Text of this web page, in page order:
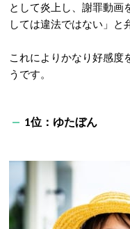
として炎上し、謝罪動画
しては違法ではない」と
これによりかなり好感度
うです。
1位：ゆたぼん